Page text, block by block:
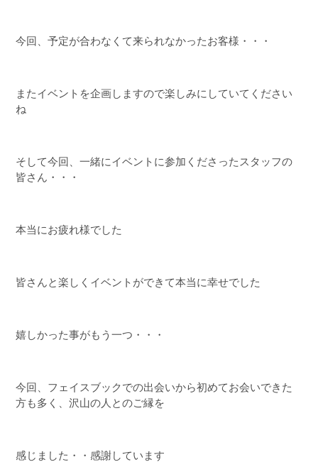
今回、予定が合わなくて来られなかったお客様・・・
またイベントを企画しますので楽しみにしていてください
ね
そして今回、一緒にイベントに参加くださったスタッフの
皆さん・・・
本当にお疲れ様でした
皆さんと楽しくイベントができて本当に幸せでした
嬉しかった事がもう一つ・・・
今回、フェイスブックでの出会いから初めてお会いできた
方も多く、沢山の人とのご縁を
感じました・・感謝しています